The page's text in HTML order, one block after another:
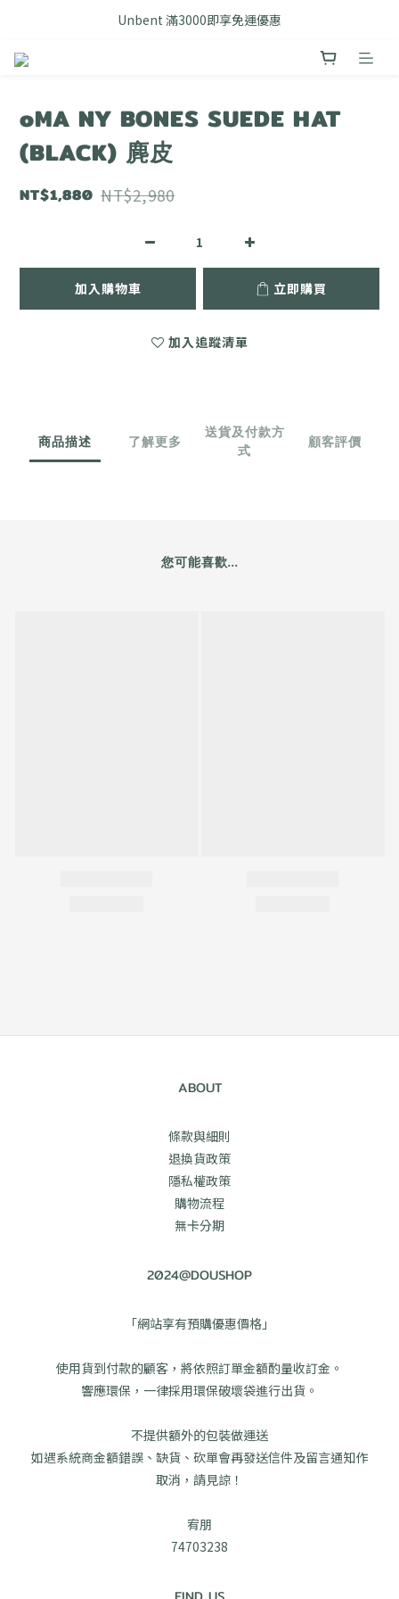
FB搜尋優惠社群 🔎 DOUSHOP 選貨
Unbent 滿3000即享免運優惠
oMA NY BONES SUEDE HAT
(BLACK) 麂皮
NT$1,880 NT$2,980
加入購物車 立即購買
加入追蹤清單
商品描述 了解更多
送貨及付款方
式
顧客評價
您可能喜歡...
ABOUT
條款與細則
退換貨政策
隱私權政策
購物流程
無卡分期
2024@DOUSHOP
「網站享有預購優惠價格」
使用貨到付款的顧客，將依照訂單金額酌量收訂金。
響應環保，一律採用環保破壞袋進行出貨。
不提供額外的包裝做運送
如遇系統商金額錯誤、缺貨、砍單會再發送信件及留言通知作
取消，請見諒！
宥朋
74703238